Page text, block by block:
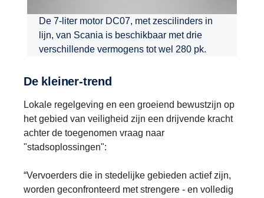
De 7-liter motor DC07, met zescilinders in
lijn, van Scania is beschikbaar met drie
verschillende vermogens tot wel 280 pk.
De kleiner-trend
Lokale regelgeving en een groeiend bewustzijn op
het gebied van veiligheid zijn een drijvende kracht
achter de toegenomen vraag naar
"stadsoplossingen":
“Vervoerders die in stedelijke gebieden actief zijn,
worden geconfronteerd met strengere - en volledig